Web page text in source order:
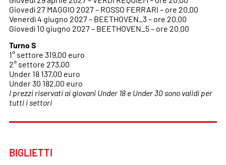
Giovedì 27 MAGGIO 2027 – ROSSO FERRARI – ore 20.00
Venerdì 4 giugno 2027 – BEETHOVEN_3 – ore 20.00
Giovedì 10 giugno 2027 – BEETHOVEN_5 – ore 20.00
Turno S
1° settore 319,00 euro
2° settore 273,00
Under 18 137,00 euro
Under 30 182,00 euro
I prezzi riservati ai giovani Under 18 e Under 30 sono validi per
tutti i settori
BIGLIETTI